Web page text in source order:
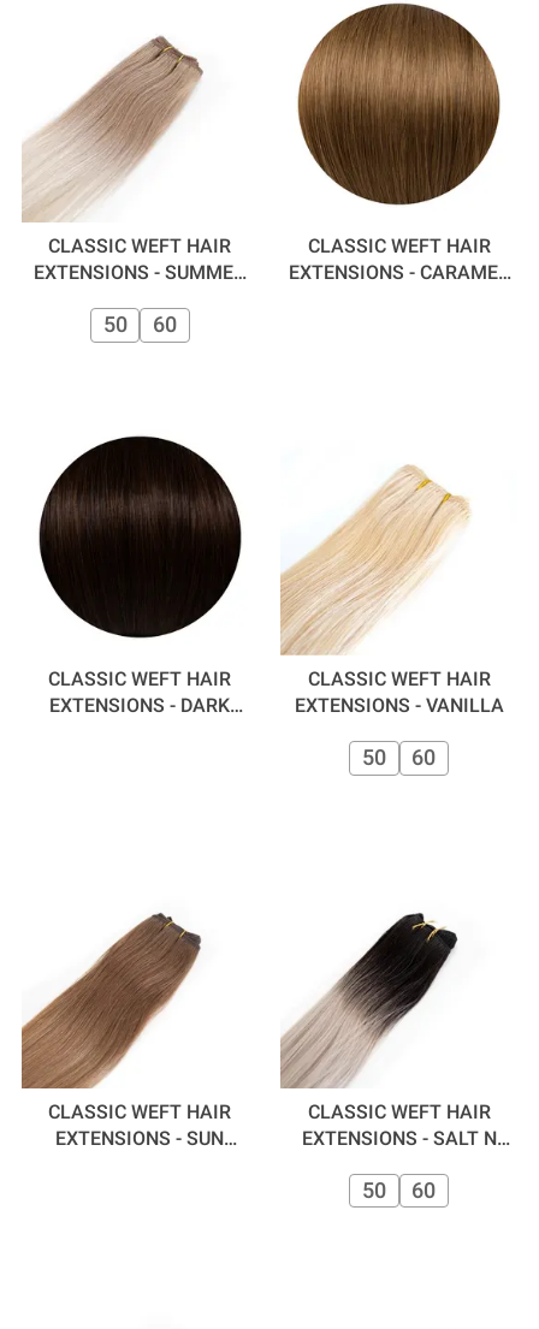
CLASSIC WEFT HAIR
EXTENSIONS - SUMMER
50 60
CLASSIC WEFT HAIR
EXTENSIONS - CARAMEL
CLASSIC WEFT HAIR
EXTENSIONS - DARK
CLASSIC WEFT HAIR
EXTENSIONS - VANILLA
50 60
CLASSIC WEFT HAIR
EXTENSIONS - SUN
CLASSIC WEFT HAIR
EXTENSIONS - SALT N
50 60